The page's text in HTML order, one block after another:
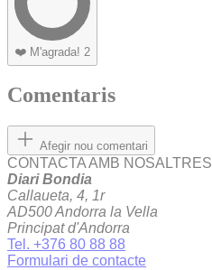
❤️ M'agrada! 2
Comentaris
Afegir nou comentari
CONTACTA AMB NOSALTRES
Diari Bondia
Callaueta, 4, 1r
AD500 Andorra la Vella
Principat d'Andorra
Tel. +376 80 88 88
Formulari de contacte